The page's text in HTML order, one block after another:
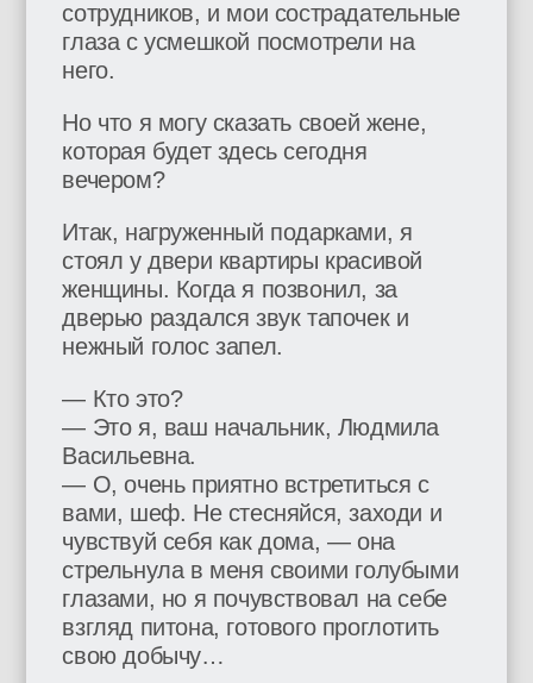
сотрудников, и мои сострадательные
глаза с усмешкой посмотрели на
него.
Но что я могу сказать своей жене,
которая будет здесь сегодня
вечером?
Итак, нагруженный подарками, я
стоял у двери квартиры красивой
женщины. Когда я позвонил, за
дверью раздался звук тапочек и
нежный голос запел.
— Кто это?
— Это я, ваш начальник, Людмила
Васильевна.
— О, очень приятно встретиться с
вами, шеф. Не стесняйся, заходи и
чувствуй себя как дома, — она
стрельнула в меня своими голубыми
глазами, но я почувствовал на себе
взгляд питона, готового проглотить
свою добычу…